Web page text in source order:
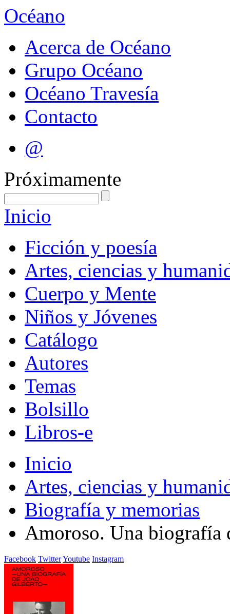
Océano
Acerca de Océano
Grupo Océano
Océano Travesía
Contacto
@
Próximamente
Inicio
Ficción y poesía
Artes, ciencias y
Cuerpo y Mente
Niños y Jóvenes
Catálogo
Autores
Temas
Bolsillo
Libros-e
Inicio
Artes, ciencias y
Biografía y memorias
Amoroso. Una biografía
Facebook TwitterYoutube Instagram